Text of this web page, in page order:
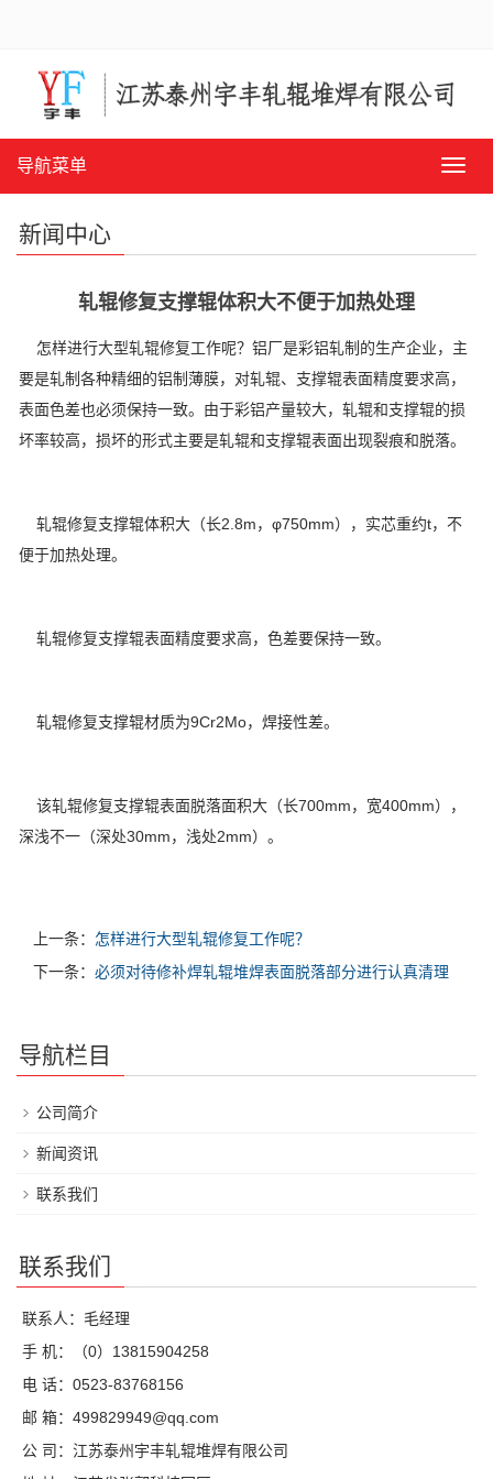
导
导航菜单
新闻中心
轧辊修复支撑辊体积大不便于加热处理
怎样进行大型轧辊修复工作呢？铝厂是彩铝轧制的生产企业，主
要是轧制各种精细的铝制薄膜，对轧辊、支撑辊表面精度要求高，
表面色差也必须保持一致。由于彩铝产量较大，轧辊和支撑辊的损
坏率较高，损坏的形式主要是轧辊和支撑辊表面出现裂痕和脱落。
轧辊修复支撑辊体积大（长2.8m，φ750mm），实芯重约t，不
便于加热处理。
轧辊修复支撑辊表面精度要求高，色差要保持一致。
轧辊修复支撑辊材质为9Cr2Mo，焊接性差。
该轧辊修复支撑辊表面脱落面积大（长700mm，宽400mm），
深浅不一（深处30mm，浅处2mm）。
上一条： 怎样进行大型轧辊修复工作呢？
下一条： 必须对待修补焊轧辊堆焊表面脱落部分进行认真清理
导航栏目
公司简介
新闻资讯
联系我们
联系我们
联系人：毛经理
手 机：（0）13815904258
电 话：0523-83768156
邮 箱：499829949@qq.com
公 司：江苏泰州宇丰轧辊堆焊有限公司